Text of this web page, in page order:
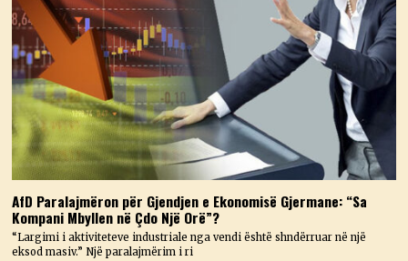
AfD Paralajmëron për Gjendjen e Ekonomisë Gjermane: “Sa
Kompani Mbyllen në Çdo Një Orë”?
“Largimi i aktiviteteve industriale nga vendi është shndërruar në një
eksod masiv.” Një paralajmërim i ri